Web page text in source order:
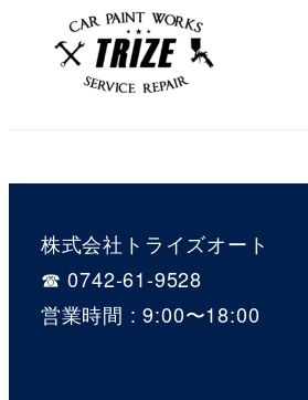
ペ
ー
株式会社トライズオート
☎︎ 0742-61-9528
営業時間 : 9:00〜18:00